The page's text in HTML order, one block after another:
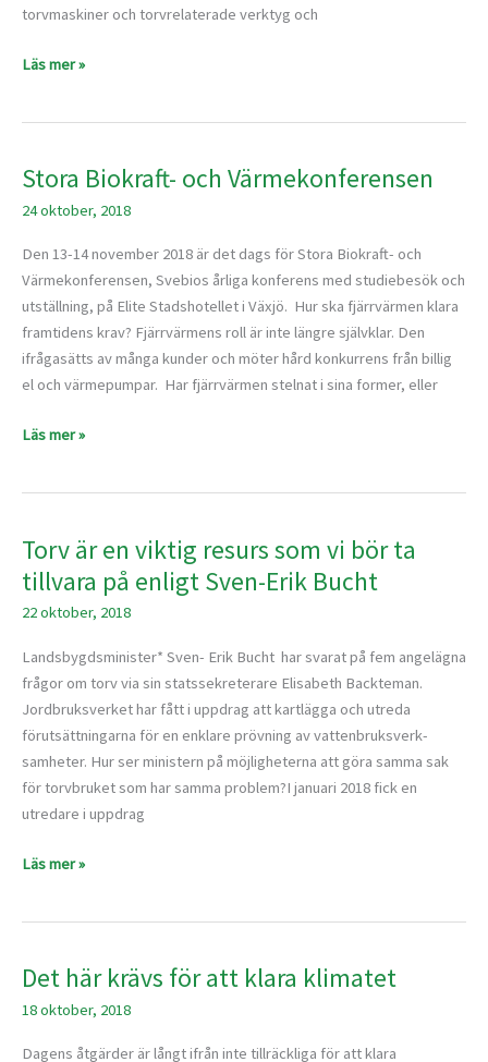
torvmaskiner och torvrelaterade verktyg och
Läs mer »
Stora Biokraft- och Värmekonferensen
24 oktober, 2018
Den 13-14 november 2018 är det dags för Stora Biokraft- och
Värmekonferensen, Svebios årliga konferens med studiebesök och
utställning, på Elite Stadshotellet i Växjö. Hur ska fjärrvärmen klara
framtidens krav? Fjärrvärmens roll är inte längre självklar. Den
ifrågasätts av många kunder och möter hård konkurrens från billig
el och värmepumpar. Har fjärrvärmen stelnat i sina former, eller
Stora
Biokraft-
Värmekonferensen
Läs mer »
Torv är en viktig resurs som vi bör ta
tillvara på enligt Sven-Erik Bucht
22 oktober, 2018
Landsbygdsminister* Sven- Erik Bucht har svarat på fem angelägna
frågor om torv via sin statssekreterare Elisabeth Backteman.
Jordbruksverket har fått i upp­drag att kartlägga och utreda
förutsättningarna för en enklare prövning av vattenbruksverk­
samheter. Hur ser ministern på möjligheterna att göra samma sak
för torvbruket som har samma problem?I januari 2018 fick en
utredare i uppdrag
Torv
är
viktig
resurs
som
vi
bör
ta
tillvara
på
Sven-
Läs mer »
Det här krävs för att klara klimatet
18 oktober, 2018
Dagens åtgärder är långt ifrån inte tillräckliga för att klara
Det
för